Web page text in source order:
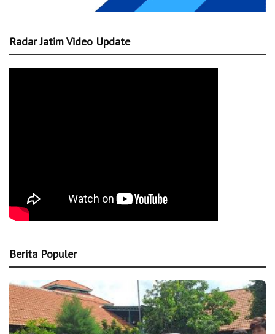
Radar Jatim Video Update
Berita Populer